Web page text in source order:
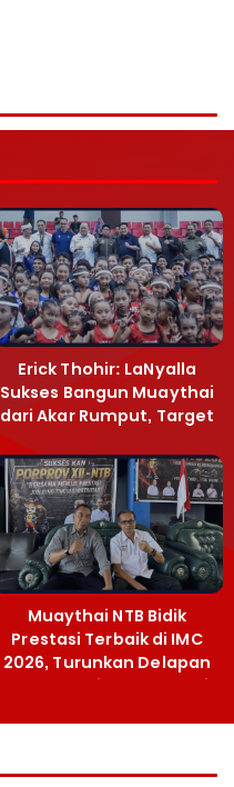
Erick Thohir: LaNyalla
Sukses Bangun Muaythai
dari Akar Rumput, Target
Muaythai NTB Bidik
Prestasi Terbaik di IMC
2026, Turunkan Delapan
Atlet ke Kejurnas Bekasi